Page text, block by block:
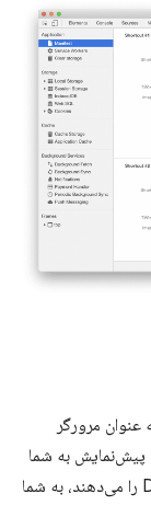
عنوان مرورگر
پیش‌نمایش به شما
امکان دسترسی به جدیدترین ویژگی‌های DevTools را می‌دهند، به شما